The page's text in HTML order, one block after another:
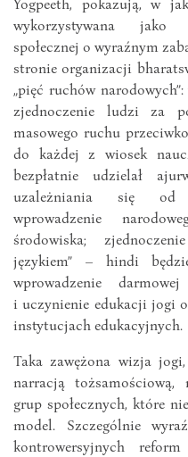
wykorzystywana
społecznej o wyraźnym
stronie organizacji
„pięć ruchów
zjednoczenie ludzi za
masowego ruchu
do każdej z wiosek
bezpłatnie udzielał
uzależniania się od
wprowadzenie
środowiska;
językiem” – hindi
wprowadzenie
i uczynienie edukacji jogi
instytucjach edukacyjnych.
Taka zawężona wizja
narracją tożsamościową,
grup społecznych, które
model. Szczególnie
kontrowersyjnych